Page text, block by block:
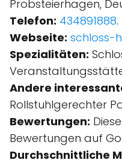
Probsteierhagen,
Telefon: 434891888.
Webseite: schloss-
Spezialitäten:
Andere
Rollstuhlgerechter
Bewertungen:
Bewertungen auf
Durchschnittliche